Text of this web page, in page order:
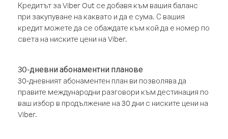
Кредитът за Viber Out се добавя към вашия баланс
при закупуване на каквато и да е сума. С вашия
кредит можете да се обаждате към кой да е номер по
света на ниските цени на Viber.
30-дневни абонаментни планове
30-дневният абонаментен план ви позволява да
правите международни разговори към дестинация по
ваш избор в продължение на 30 дни с ниските цени на
Viber.